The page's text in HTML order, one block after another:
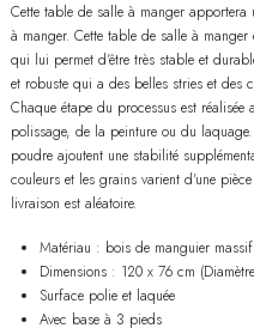
Cette table de salle à manger
à manger. Cette table de salle à
qui lui permet d'être très stable et
et robuste qui a des belles stries et des
Chaque étape du processus est
polissage, de la peinture ou du
poudre ajoutent une stabilité
couleurs et les grains varient d'une
livraison est aléatoire.
Matériau : bois de manguier
Dimensions : 120 x 76 cm
Surface polie et laquée
Avec base à 3 pieds